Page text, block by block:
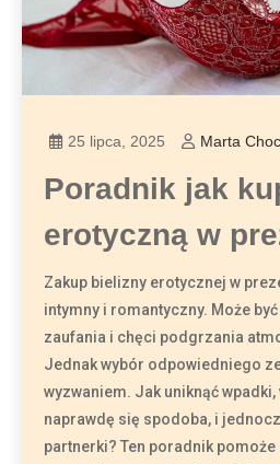
25 lipca, 2025 Marta
Poradnik jak
erotyczną w
Zakup bielizny erotycznej w
intymny i romantyczny. Może
zaufania i chęci podgrzania
Jednak wybór odpowiedniego
wyzwaniem. Jak uniknąć wpadki,
naprawdę się spodoba, i
partnerki? Ten poradnik pomoże